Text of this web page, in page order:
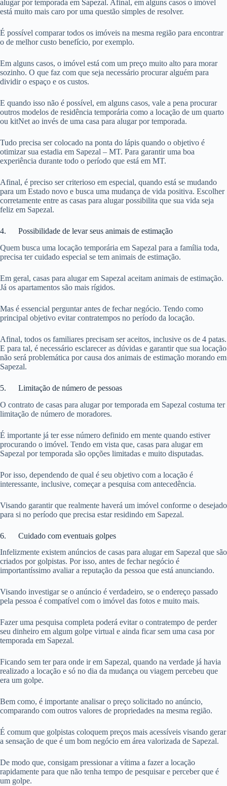
alugar por temporada em Sapezal. Afinal, em alguns casos o imóvel
está muito mais caro por uma questão simples de resolver.
É possível comparar todos os imóveis na mesma região para encontrar
o de melhor custo benefício, por exemplo.
Em alguns casos, o imóvel está com um preço muito alto para morar
sozinho. O que faz com que seja necessário procurar alguém para
dividir o espaço e os custos.
E quando isso não é possível, em alguns casos, vale a pena procurar
outros modelos de residência temporária como a locação de um quarto
ou kitNet ao invés de uma casa para alugar por temporada.
Tudo precisa ser colocado na ponta do lápis quando o objetivo é
otimizar sua estadia em Sapezal – MT. Para garantir uma boa
experiência durante todo o período que está em MT.
Afinal, é preciso ser criterioso em especial, quando está se mudando
para um Estado novo e busca uma mudança de vida positiva. Escolher
corretamente entre as casas para alugar possibilita que sua vida seja
feliz em Sapezal.
4. Possibilidade de levar seus animais de estimação
Quem busca uma locação temporária em Sapezal para a família toda,
precisa ter cuidado especial se tem animais de estimação.
Em geral, casas para alugar em Sapezal aceitam animais de estimação.
Já os apartamentos são mais rígidos.
Mas é essencial perguntar antes de fechar negócio. Tendo como
principal objetivo evitar contratempos no período da locação.
Afinal, todos os familiares precisam ser aceitos, inclusive os de 4 patas.
E para tal, é necessário esclarecer as dúvidas e garantir que sua locação
não será problemática por causa dos animais de estimação morando em
Sapezal.
5. Limitação de número de pessoas
O contrato de casas para alugar por temporada em Sapezal costuma ter
limitação de número de moradores.
É importante já ter esse número definido em mente quando estiver
procurando o imóvel. Tendo em vista que, casas para alugar em
Sapezal por temporada são opções limitadas e muito disputadas.
Por isso, dependendo de qual é seu objetivo com a locação é
interessante, inclusive, começar a pesquisa com antecedência.
Visando garantir que realmente haverá um imóvel conforme o desejado
para si no período que precisa estar residindo em Sapezal.
6. Cuidado com eventuais golpes
Infelizmente existem anúncios de casas para alugar em Sapezal que são
criados por golpistas. Por isso, antes de fechar negócio é
importantíssimo avaliar a reputação da pessoa que está anunciando.
Visando investigar se o anúncio é verdadeiro, se o endereço passado
pela pessoa é compatível com o imóvel das fotos e muito mais.
Fazer uma pesquisa completa poderá evitar o contratempo de perder
seu dinheiro em algum golpe virtual e ainda ficar sem uma casa por
temporada em Sapezal.
Ficando sem ter para onde ir em Sapezal, quando na verdade já havia
realizado a locação e só no dia da mudança ou viagem percebeu que
era um golpe.
Bem como, é importante analisar o preço solicitado no anúncio,
comparando com outros valores de propriedades na mesma região.
É comum que golpistas coloquem preços mais acessíveis visando gerar
a sensação de que é um bom negócio em área valorizada de Sapezal.
De modo que, consigam pressionar a vítima a fazer a locação
rapidamente para que não tenha tempo de pesquisar e perceber que é
um golpe.